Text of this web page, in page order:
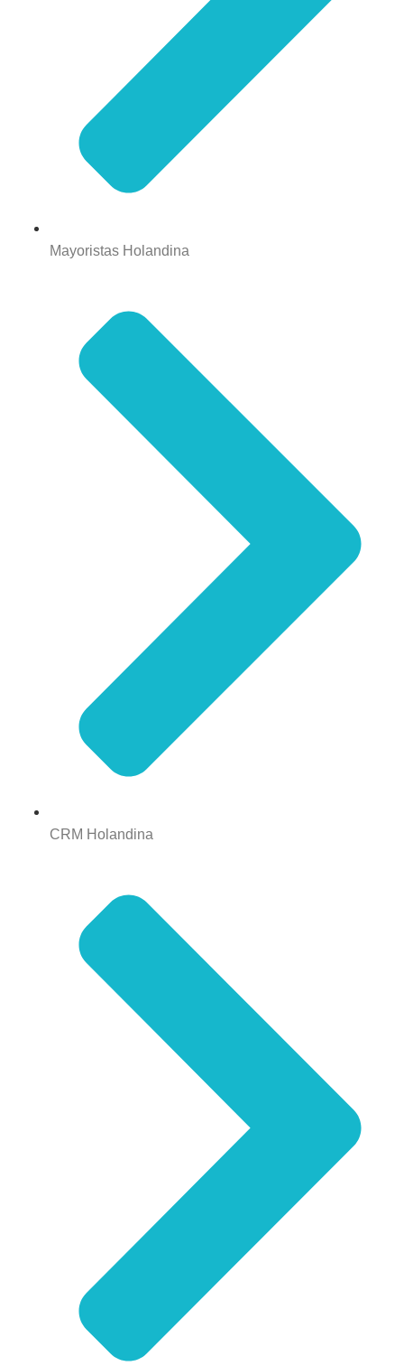
Mayoristas Holandina
CRM Holandina